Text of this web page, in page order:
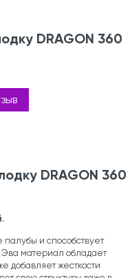
DRAGON 360
DRAGON 360
и способствует
материал обладает
добавляет жесткости